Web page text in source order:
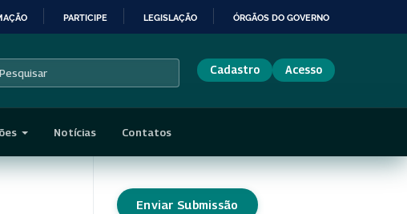
PARTICIPE LEGISLAÇÃO ÓRGÃOS DO GOVERNO
Pesquisar Cadastro Acesso
Notícias Contatos
Enviar Submissão